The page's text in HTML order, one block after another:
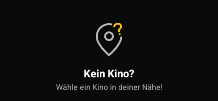
Kein Kino?
Wähle ein Kino in deiner Nähe!